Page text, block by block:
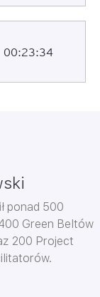
00:23:34
ponad 500
Green Beltów
200 Project